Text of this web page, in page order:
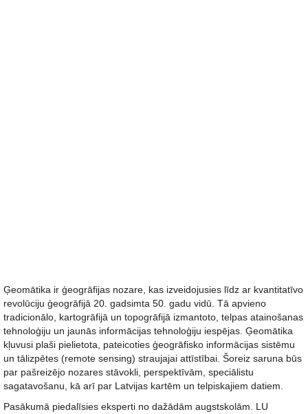
Ģeomātika ir ģeogrāfijas nozare, kas izveidojusies līdz ar kvantitatīvo
revolūciju ģeogrāfijā 20. gadsimta 50. gadu vidū. Tā apvieno
tradicionālo, kartogrāfijā un topogrāfijā izmantoto, telpas atainošanas
tehnoloģiju un jaunās informācijas tehnoloģiju iespējas. Ģeomātika
kļuvusi plaši pielietota, pateicoties ģeogrāfisko informācijas sistēmu
un tālizpētes (remote sensing) straujajai attīstībai. Šoreiz saruna būs
par pašreizējo nozares stāvokli, perspektīvām, speciālistu
sagatavošanu, kā arī par Latvijas kartēm un telpiskajiem datiem.
Pasākumā piedalīsies eksperti no dažādām augstskolām. LU